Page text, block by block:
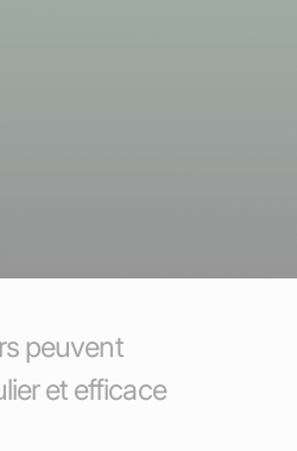
peuvent
et efficace